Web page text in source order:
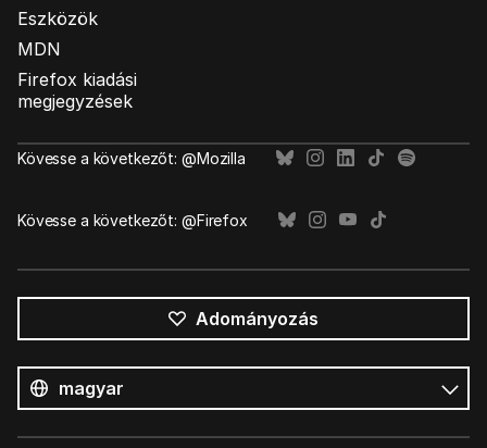
Eszközök
MDN
Firefox kiadási
megjegyzések
Kövesse a következőt: @Mozilla
Kövesse a következőt: @Firefox
Adományozás
nyelv
Nyelv